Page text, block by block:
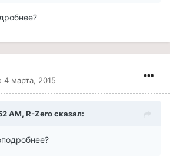
4 марта, 2015
AM, R-Zero сказал: